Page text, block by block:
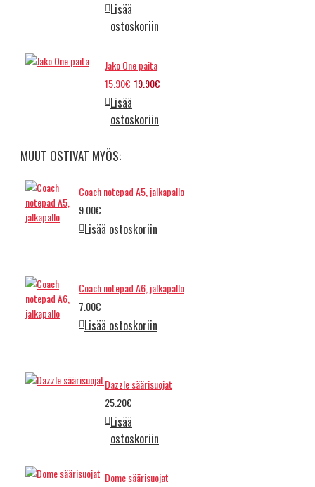
Lisää
ostoskoriin
Jako One paita
15.90€ 19.90€
Lisää
ostoskoriin
MUUT OSTIVAT MYÖS:
Coach notepad A5, jalkapallo
9.00€
Lisää ostoskoriin
Coach notepad A6, jalkapallo
7.00€
Lisää ostoskoriin
Dazzle säärisuojat
25.20€
Lisää
ostoskoriin
Dome säärisuojat